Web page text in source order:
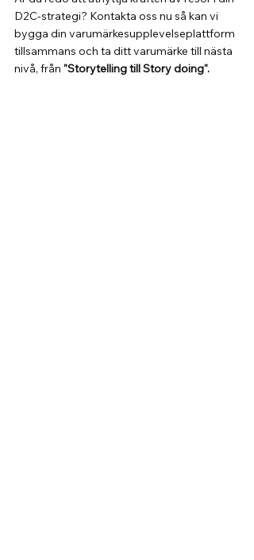
D2C-strategi? Kontakta oss nu så kan vi
bygga din varumärkesupplevelseplattform
tillsammans och ta ditt varumärke till nästa
nivå, från "Storytelling till Story doing".